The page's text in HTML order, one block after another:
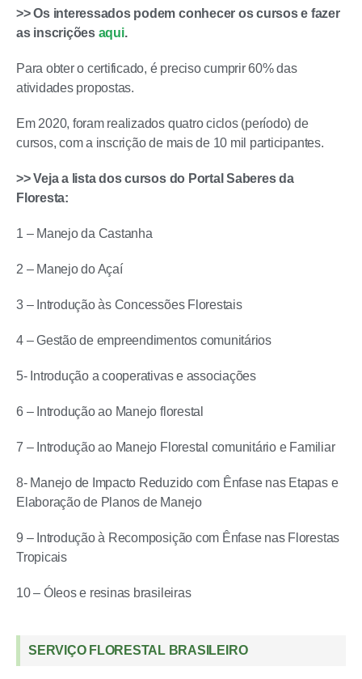
>> Os interessados podem conhecer os cursos e fazer
as inscrições aqui.
Para obter o certificado, é preciso cumprir 60% das
atividades propostas.
Em 2020, foram realizados quatro ciclos (período) de
cursos, com a inscrição de mais de 10 mil participantes.
>> Veja a lista dos cursos do Portal Saberes da
Floresta:
1 – Manejo da Castanha
2 – Manejo do Açaí
3 – Introdução às Concessões Florestais
4 – Gestão de empreendimentos comunitários
5- Introdução a cooperativas e associações
6 – Introdução ao Manejo florestal
7 – Introdução ao Manejo Florestal comunitário e Familiar
8- Manejo de Impacto Reduzido com Ênfase nas Etapas e
Elaboração de Planos de Manejo
9 – Introdução à Recomposição com Ênfase nas Florestas
Tropicais
10 – Óleos e resinas brasileiras
SERVIÇO FLORESTAL BRASILEIRO